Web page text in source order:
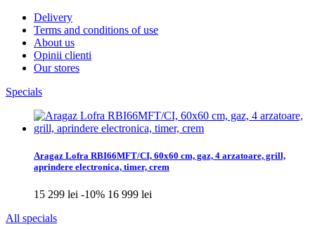
Delivery
Terms and conditions of use
About us
Opinii clienti
Our stores
Specials
Aragaz Lofra RBI66MFT/CI, 60x60 cm, gaz, 4 arzatoare, grill,
aprindere electronica, timer, crem
15 299 lei -10% 16 999 lei
All specials